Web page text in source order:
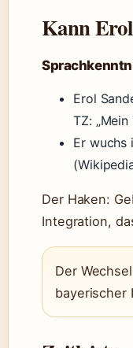
Kann
Erol
TZ:
Er wuchs
Der Haken:
Integration,
Der
bayerischer